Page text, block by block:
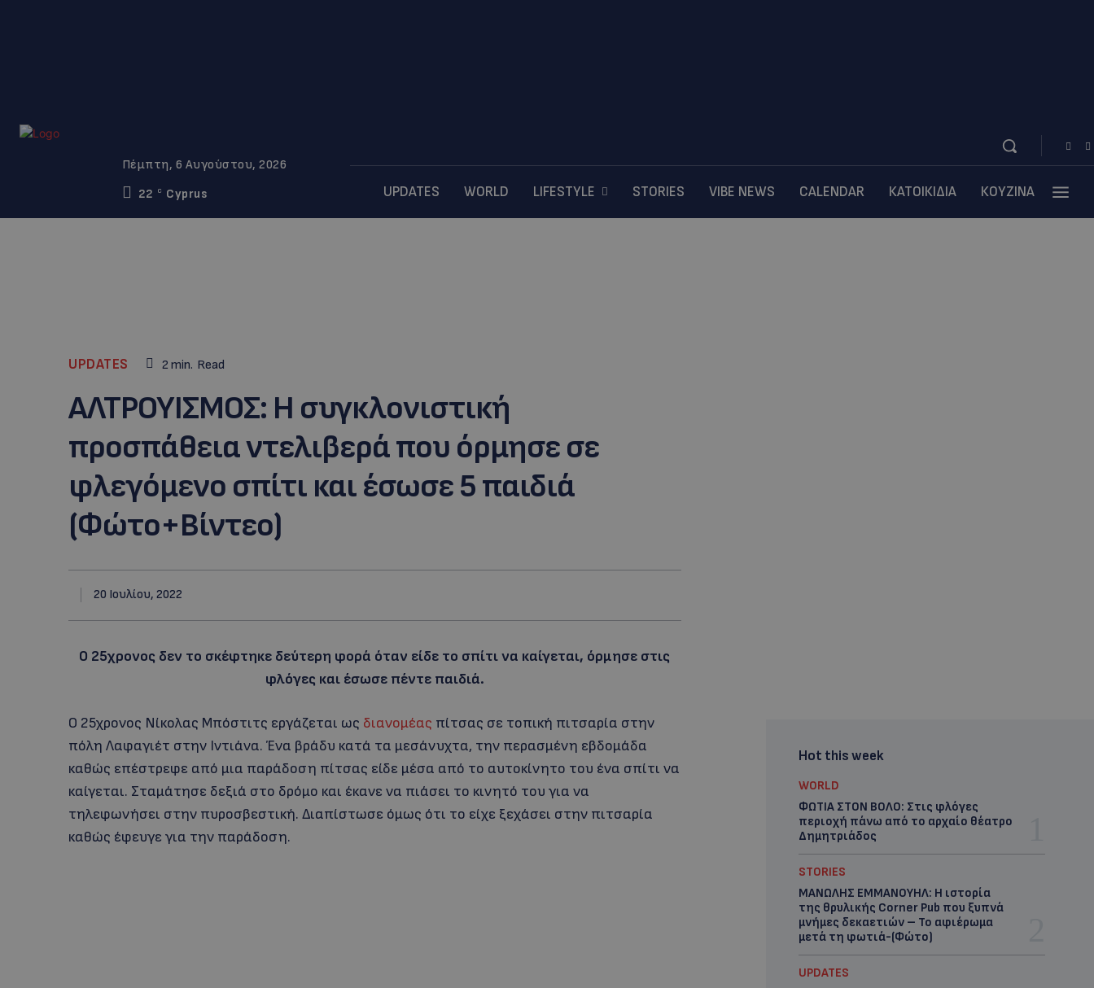
Πέμπτη, 6 Αυγούστου, 2026
22
C Cyprus UPDATES WORLD LIFESTYLE STORIES VIBE NEWS CALENDAR ΚΑΤΟΙΚΙΔΙΑ ΚΟΥΖΙΝΑ
UPDATES 2 min. Read
ΑΛΤΡΟΥΙΣΜΟΣ: Η συγκλονιστική
προσπάθεια ντελιβερά που όρμησε σε
φλεγόμενο σπίτι και έσωσε 5 παιδιά
(Φώτο+Βίντεο)
20 Ιουλίου, 2022
Ο 25χρονος δεν το σκέφτηκε δεύτερη φορά όταν είδε το σπίτι να καίγεται, όρμησε στις
φλόγες και έσωσε πέντε παιδιά.
Ο 25χρονος Νίκολας Μπόστιτς εργάζεται ως διανομέας πίτσας σε τοπική πιτσαρία στην
πόλη Λαφαγιέτ στην Ιντιάνα. Ένα βράδυ κατά τα μεσάνυχτα, την περασμένη εβδομάδα
καθώς επέστρεφε από μια παράδοση πίτσας είδε μέσα από το αυτοκίνητο του ένα σπίτι να
καίγεται. Σταμάτησε δεξιά στο δρόμο και έκανε να πιάσει το κινητό του για να
τηλεφωνήσει στην πυροσβεστική. Διαπίστωσε όμως ότι το είχε ξεχάσει στην πιτσαρία
καθώς έφευγε για την παράδοση.
Hot this week
WORLD
ΦΩΤΙΑ ΣΤΟΝ ΒΟΛΟ: Στις φλόγες
περιοχή πάνω από το αρχαίο θέατρο
Δημητριάδος
STORIES
ΜΑΝΩΛΗΣ ΕΜΜΑΝΟΥΗΛ: Η ιστορία
της θρυλικής Corner Pub που ξυπνά
μνήμες δεκαετιών – Το αφιέρωμα
μετά τη φωτιά-(Φώτο)
UPDATES